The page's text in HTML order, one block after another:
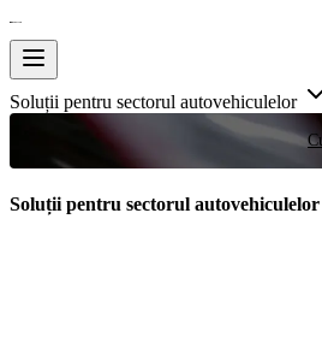
Soluții pentru sectorul autovehiculelor
Soluții pentru sectorul autovehiculelor